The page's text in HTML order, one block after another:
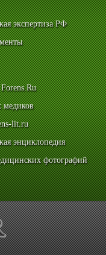
экспертиза РФ
медиков
lit.ru
энциклопедия
фотографий